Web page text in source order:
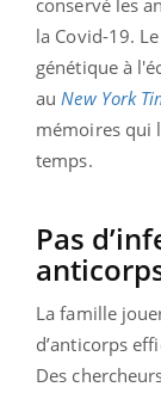
conservé les
la Covid-19.
génétique à
auNew York
mémoires qui
temps.
Pas
La famille
d’anticorps
Des